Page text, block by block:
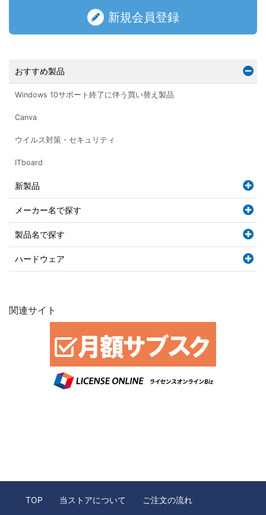
新規会員登録
おすすめ製品
Windows 10サポート終了に伴う買い替え製品
Canva
ウイルス対策・セキュリティ
ITboard
新製品
メーカー名で探す
製品名で探す
ハードウェア
関連サイト
TOP 当ストアについて ご注文の流れ